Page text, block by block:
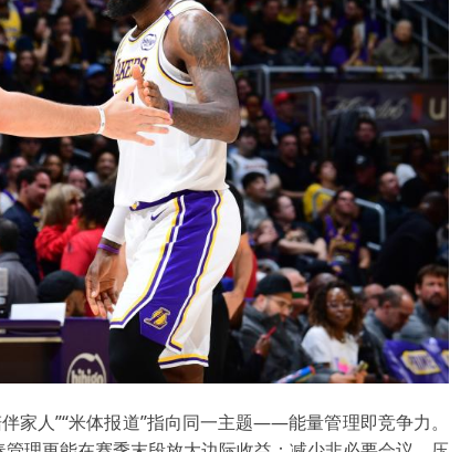
家人”“米体报道”指向同一主题——能量管理即竞争力。